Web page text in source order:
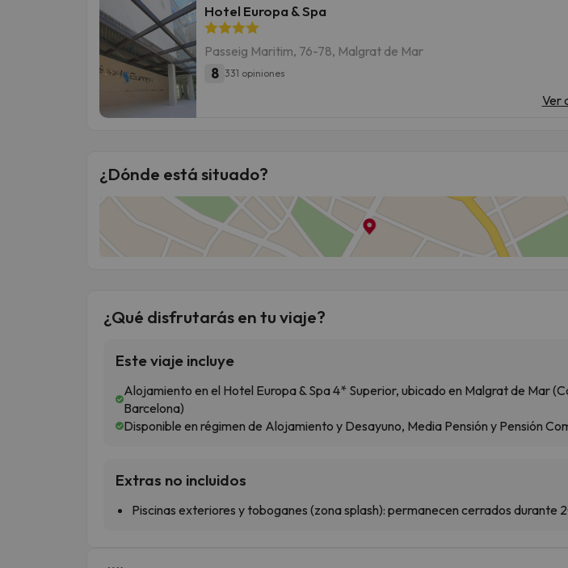
Hotel Europa & Spa
Passeig Maritim, 76-78, Malgrat de Mar
8 331 opiniones
Ver
¿Dónde está situado?
¿Qué disfrutarás en tu viaje?
Este viaje incluye
Alojamiento en el Hotel Europa & Spa 4* Superior, ubicado en Malgrat de Mar
Barcelona)
Disponible en régimen de Alojamiento y Desayuno, Media Pensión y Pensión
Extras no incluidos
Piscinas exteriores y toboganes (zona splash): permanecen cerrados durante